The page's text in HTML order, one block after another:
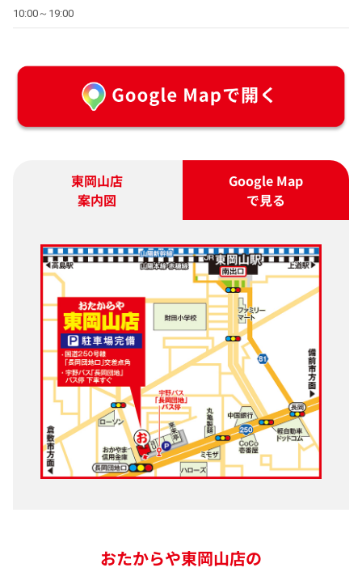
10:00～19:00
東岡山店
案内図
Google Map
で見る
おたからや東岡山店の